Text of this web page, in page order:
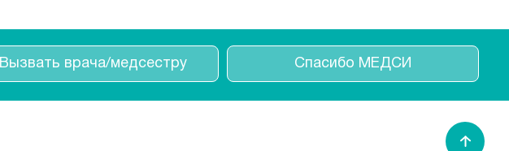
Вызвать врача/медсестру Спасибо МЕДСИ